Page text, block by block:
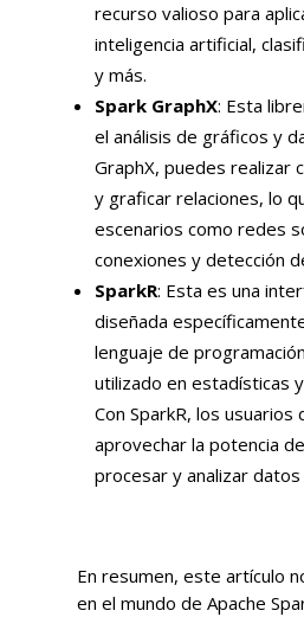
recurso valioso para
inteligencia artificial,
y más.
Spark GraphX: Esta
el análisis de gráficos y
GraphX, puedes realizar
y graficar relaciones, lo
escenarios como redes
conexiones y detección
SparkR: Esta es una
diseñada
lenguaje de
utilizado en estadísticas
Con SparkR, los usuarios
aprovechar la potencia
procesar y analizar datos
En resumen, este artículo
en el mundo de Apache